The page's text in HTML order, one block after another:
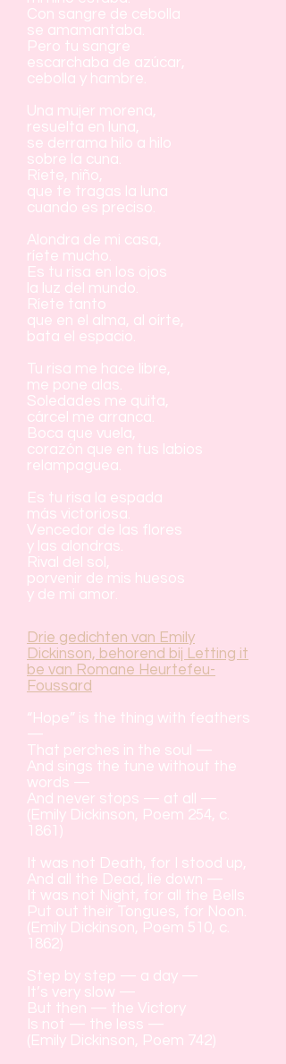
Con sangre de cebolla
se amamantaba.
Pero tu sangre
escarchaba de azúcar,
cebolla y hambre.
Una mujer morena,
resuelta en luna,
se derrama hilo a hilo
sobre la cuna.
Ríete, niño,
que te tragas la luna
cuando es preciso.
Alondra de mi casa,
ríete mucho.
Es tu risa en los ojos
la luz del mundo.
Ríete tanto
que en el alma, al oírte,
bata el espacio.
Tu risa me hace libre,
me pone alas.
Soledades me quita,
cárcel me arranca.
Boca que vuela,
corazón que en tus labios
relampaguea.
Es tu risa la espada
más victoriosa.
Vencedor de las flores
y las alondras.
Rival del sol,
porvenir de mis huesos
y de mi amor.
Drie gedichten van Emily
Dickinson, behorend bij Letting it
be van Romane Heurtefeu-
Foussard
“Hope” is the thing with feathers
—
That perches in the soul —
And sings the tune without the
words —
And never stops — at all —
(Emily Dickinson, Poem 254, c.
1861)
It was not Death, for I stood up,
And all the Dead, lie down —
It was not Night, for all the Bells
Put out their Tongues, for Noon.
(Emily Dickinson, Poem 510, c.
1862)
Step by step — a day —
It’s very slow —
But then — the Victory
Is not — the less —
(Emily Dickinson, Poem 742)